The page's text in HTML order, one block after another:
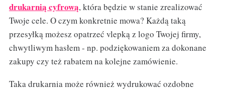
drukarnią cyfrową, która będzie w stanie zrealizować
Twoje cele. O czym konkretnie mowa? Każdą taką
przesyłką możesz opatrzeć vlepką z logo Twojej firmy,
chwytliwym hasłem - np. podziękowaniem za dokonane
zakupy czy też rabatem na kolejne zamówienie.
Taka drukarnia może również wydrukować ozdobne